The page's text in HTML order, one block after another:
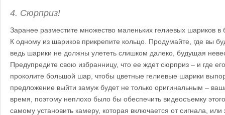
4. Сюрприз!
Заранее разместите множество маленьких гелиевых шариков
К одному из шариков прикрепите кольцо. Продумайте, где вы
ведь шарики не должны улететь слишком далеко, будущая
Предупредите свою избранницу, что ее ждет сюрприз – и где
проколите большой шар, чтобы цветные гелиевые шарики
предложение выйти замуж будет не только оригинальным –
время, поэтому неплохо было бы обеспечить видеосъемку
самому установить камеру, которая включается от сигнала,